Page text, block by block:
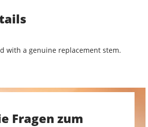
with a genuine replacement stem.
Fragen zum